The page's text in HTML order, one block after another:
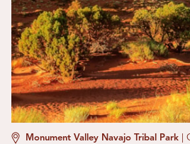
Monument Valley Navajo Tribal Park